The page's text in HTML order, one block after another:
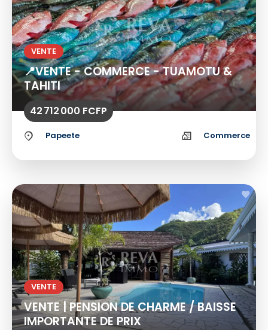
VENTE
📍VENTE - COMMERCE - TUAMOTU &
TAHITI
42 712 000 FCFP
Papeete Commerce
VENTE
VENTE | PENSION DE CHARME / BAISSE
IMPORTANTE DE PRIX